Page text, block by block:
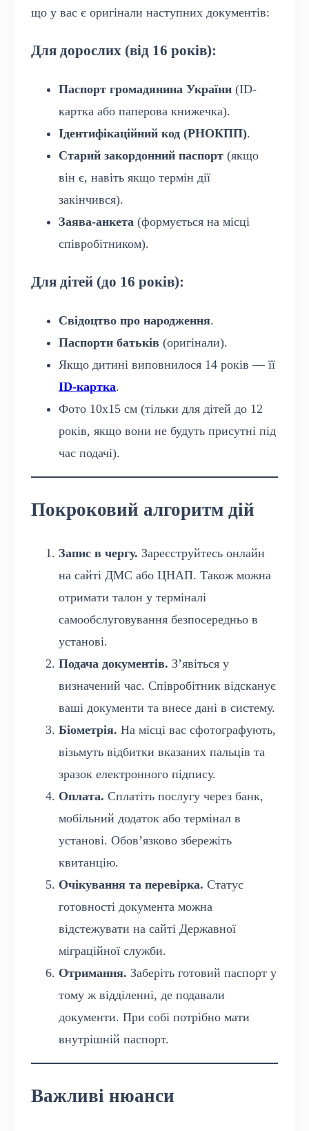
що у вас є оригінали наступних документів:
Для дорослих (від 16 років):
Паспорт громадянина України (ID-
картка або паперова книжечка).
Ідентифікаційний код (РНОКПП).
Старий закордонний паспорт (якщо
він є, навіть якщо термін дії
закінчився).
Заява-анкета (формується на місці
співробітником).
Для дітей (до 16 років):
Свідоцтво про народження.
Паспорти батьків (оригінали).
Якщо дитині виповнилося 14 років — її
ID-картка.
Фото 10х15 см (тільки для дітей до 12
років, якщо вони не будуть присутні під
час подачі).
Покроковий алгоритм дій
Запис в чергу. Зареєструйтесь онлайн
на сайті ДМС або ЦНАП. Також можна
отримати талон у терміналі
самообслуговування безпосередньо в
установі.
Подача документів. З’явіться у
визначений час. Співробітник відсканує
ваші документи та внесе дані в систему.
Біометрія. На місці вас сфотографують,
візьмуть відбитки вказаних пальців та
зразок електронного підпису.
Оплата. Сплатіть послугу через банк,
мобільний додаток або термінал в
установі. Обов’язково збережіть
квитанцію.
Очікування та перевірка. Статус
готовності документа можна
відстежувати на сайті Державної
міграційної служби.
Отримання. Заберіть готовий паспорт у
тому ж відділенні, де подавали
документи. При собі потрібно мати
внутрішній паспорт.
Важливі нюанси